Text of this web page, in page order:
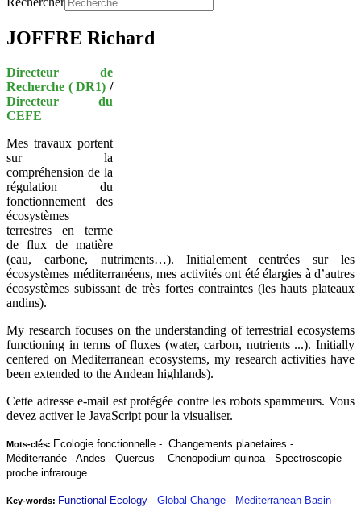
JOFFRE Richard
Directeur de
Recherche ( DR1) /
Directeur du
CEFE
Mes travaux portent
sur la
compréhension de la
régulation du
fonctionnement des
écosystèmes
terrestres en terme
de flux de matière
(eau, carbone, nutriments…). Initialement centrées sur les
écosystèmes méditerranéens, mes activités ont été élargies à d’autres
écosystèmes subissant de très fortes contraintes (les hauts plateaux
andins).
My research focuses on the understanding of terrestrial ecosystems
functioning in terms of fluxes (water, carbon, nutrients ...). Initially
centered on Mediterranean ecosystems, my research activities have
been extended to the Andean highlands).
Cette adresse e-mail est protégée contre les robots spammeurs. Vous
devez activer le JavaScript pour la visualiser.
Mots-clés: Ecologie fonctionnelle - Changements planetaires -
Méditerranée - Andes - Quercus - Chenopodium quinoa - Spectroscopie
proche infrarouge
Key-words: Functional Ecology - Global Change - Mediterranean Basin -